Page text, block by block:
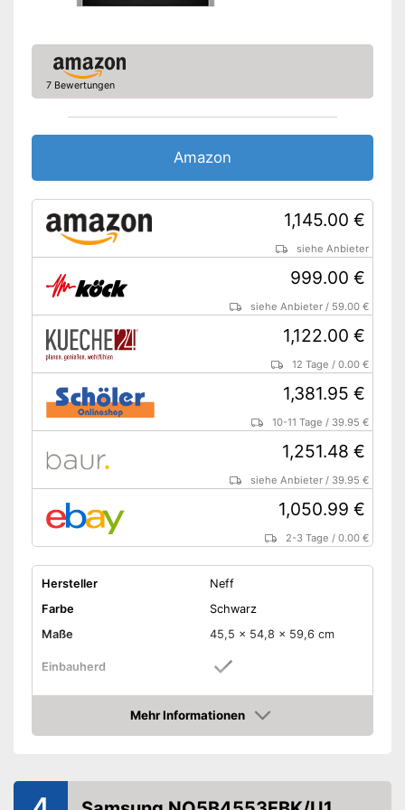
Kindersicherung
Zubehör
Effizienz und Verbrauch
Temperatur maximal
500 °C
Schutz durch die
Kindersicherung
Selbstreinigendes System
Mikrowellenfunktion
Amazon Lieferzeit
7 Bewertungen
Amazon
1,145.00 €
siehe Anbieter
999.00 €
siehe Anbieter / 59.00 €
1,122.00 €
12 Tage /0.00 €
1,381.95 €
10-11 Tage / 39.95 €
1,251.48 €
siehe Anbieter / 39.95 €
1,050.99 €
2-3 Tage /0.00 €
Hersteller
Neff
Farbe
Schwarz
Maße
45,5 x 54,8 x 59,6 cm
Einbauherd
Ausstattung & Funktionen
Beheizungsarten Ofen
Heißluft, Kleinflächengrill,
Mehr Informationen
Amazon